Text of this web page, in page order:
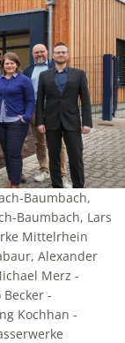
Baumbach,
Baumbach, Lars
Mittelrhein
Alexander
Merz -
-
Kochhan -